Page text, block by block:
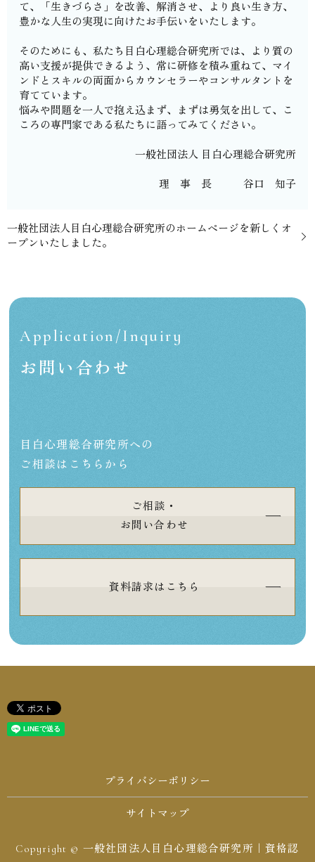
て、「生きづらさ」を改善、解消させ、より良い生き方、
豊かな人生の実現に向けたお手伝いをいたします。
そのためにも、私たち目白心理総合研究所では、より質の
高い支援が提供できるよう、常に研修を積み重ねて、マイ
ンドとスキルの両面からカウンセラーやコンサルタントを
育てています。
悩みや問題を一人で抱え込まず、まずは勇気を出して、こ
ころの専門家である私たちに語ってみてください。
一般社団法人 目白心理総合研究所
理 事 長 谷口 知子
一般社団法人目白心理総合研究所のホームページを新しくオ
ープンいたしました。
Application/Inquiry
お問い合わせ
目白心理総合研究所への
ご相談はこちらから
ご相談・
お問い合わせ
資料請求はこちら
プライバシーポリシー
サイトマップ
Copyright © 一般社団法人目白心理総合研究所｜資格認